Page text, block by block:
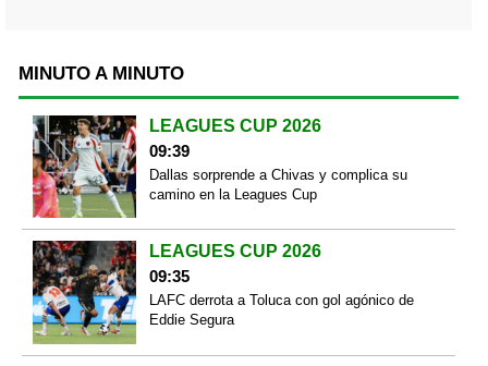
MINUTO A MINUTO
LEAGUES CUP 2026
09:39
Dallas sorprende a Chivas y complica su
camino en la Leagues Cup
LEAGUES CUP 2026
09:35
LAFC derrota a Toluca con gol agónico de
Eddie Segura